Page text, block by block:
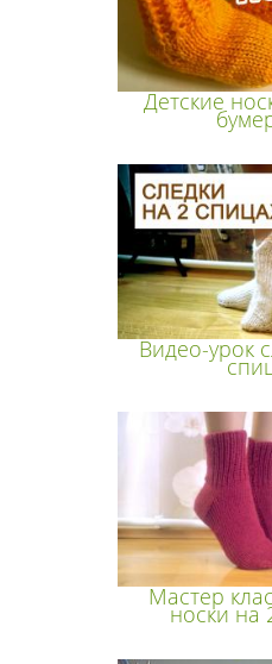
Детские
Видео-урок
Мастер
носки на